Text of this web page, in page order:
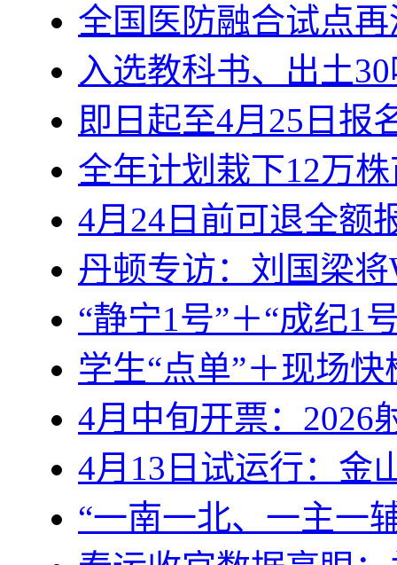
全国医防融合试点
入选教科书、出土
即日起至4月25日报
全年计划栽下12万
4月24日前可退全额
丹顿专访：刘国梁
“静宁1号”＋“成纪1
学生“点单”＋现场
4月中旬开票：2026
4月13日试运行：金
“一南一北、一主一